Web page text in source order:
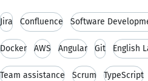
Jira Confluence Software
Docker AWS Angular Git English
Team assistance Scrum TypeScript